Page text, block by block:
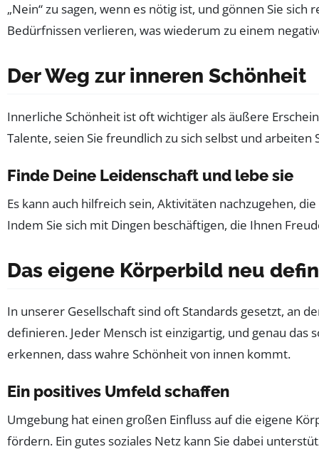
„Nein“ zu sagen, wenn es nötig ist, und gönnen Sie
Bedürfnissen verlieren, was wiederum zu einem
Der Weg zur inneren Schönheit
Innerliche Schönheit ist oft wichtiger als äußere
Talente, seien Sie freundlich zu sich selbst und
Finde Deine Leidenschaft und lebe sie
Es kann auch hilfreich sein, Aktivitäten nachzugehen,
Indem Sie sich mit Dingen beschäftigen, die Ihnen
Das eigene Körperbild neu
In unserer Gesellschaft sind oft Standards gesetzt, an
definieren. Jeder Mensch ist einzigartig, und genau
erkennen, dass wahre Schönheit von innen kommt.
Ein positives Umfeld schaffen
Umgebung hat einen großen Einfluss auf die eigene
fördern. Ein gutes soziales Netz kann Sie dabei